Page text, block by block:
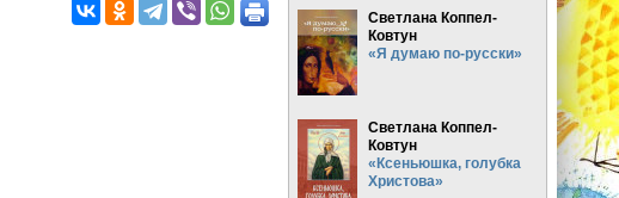
Светлана Коппел-
Ковтун
«Я думаю по-русски»
Светлана Коппел-
Ковтун
«Ксеньюшка, голубка
Христова»